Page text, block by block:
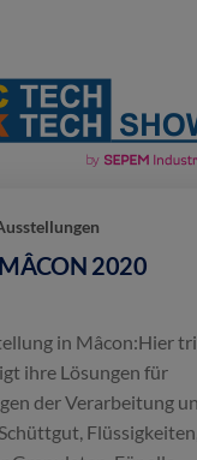
2020
in Mâcon:Hier
ihre Lösungen für
der Verarbeitung